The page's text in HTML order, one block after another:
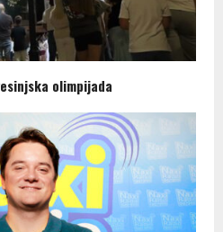
olimpijada